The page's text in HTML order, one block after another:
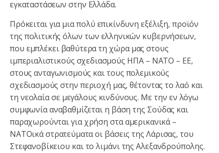
εγκαταστάσεων στην Ελλάδα.
Πρόκειται για μια πολύ επικίνδυνη εξέλιξη, προϊόν
της πολιτικής όλων των ελληνικών κυβερνήσεων,
που εμπλέκει βαθύτερα τη χώρα μας στους
ιμπεριαλιστικούς σχεδιασμούς ΗΠΑ – ΝΑΤΟ – ΕΕ,
στους ανταγωνισμούς και τους πολεμικούς
σχεδιασμούς στην περιοχή μας, θέτοντας το λαό και
τη νεολαία σε μεγάλους κινδύνους. Με την εν λόγω
συμφωνία αναβαθμίζεται η βάση της Σούδας και
παραχωρούνται για χρήση στα αμερικανικά –
ΝΑΤΟικά στρατεύματα οι βάσεις της Λάρισας, του
Στεφανοβίκειου και το λιμάνι της Αλεξανδρούπολης.